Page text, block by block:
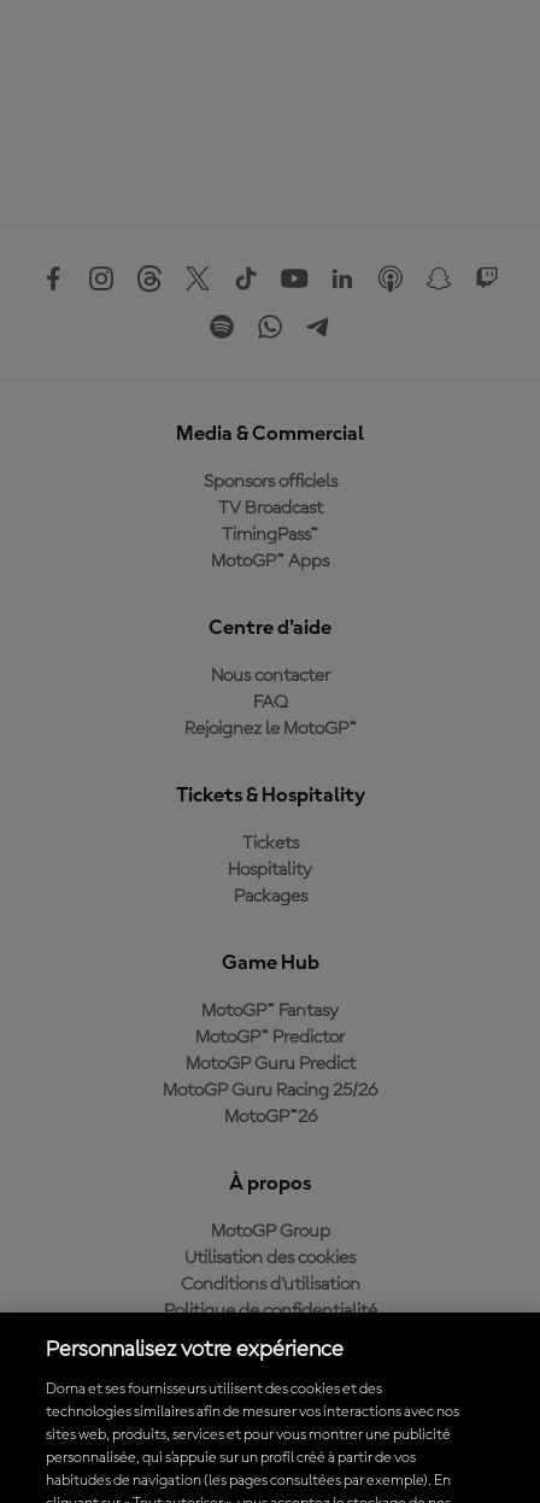
Media & Commercial
Sponsors officiels
TV Broadcast
TimingPass™
MotoGP™ Apps
Centre d'aide
Nous contacter
FAQ
Rejoignez le MotoGP™
Tickets & Hospitality
Tickets
Hospitality
Packages
Game Hub
MotoGP™ Fantasy
MotoGP™ Predictor
MotoGP Guru Predict
MotoGP Guru Racing 25/26
MotoGP™26
À propos
MotoGP Group
Utilisation des cookies
Conditions d'utilisation
Politique de confidentialité
Politique d’achat
Télécharger l'appli officielle du MotoGP™
Personnalisez votre expérience
Dorna et ses fournisseurs utilisent des cookies et des
technologies similaires afin de mesurer vos interactions avec nos
sites web, produits, services et pour vous montrer une publicité
personnalisée, qui s’appuie sur un profil créé à partir de vos
habitudes de navigation (les pages consultées par exemple). En